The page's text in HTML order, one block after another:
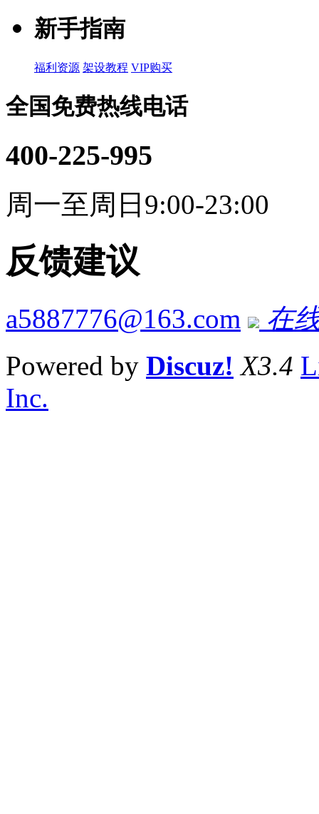
新手指南
福利资源 架设教程 VIP购买
全国免费热线电话
400-225-995
周一至周日9:00-23:00
反馈建议
a5887776@163.com
在
Powered by Discuz! X3.4
Inc.